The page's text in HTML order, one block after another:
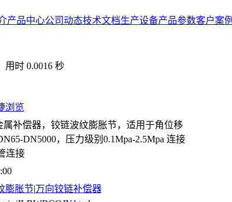
产品中心公司动态技术文档生产设备产品参数客户案例
用时 0.0016 秒
浏览
补偿器，铰链波纹膨胀节，适用于角位移
DN5000，压力级别0.1Mpa-2.5Mpa 连接
连接
膨胀节|万向铰链补偿器